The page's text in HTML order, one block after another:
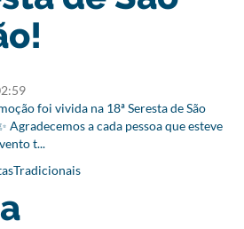
foi vivida na 18ª Seresta de São
Agradecemos a cada pessoa que esteve
t...